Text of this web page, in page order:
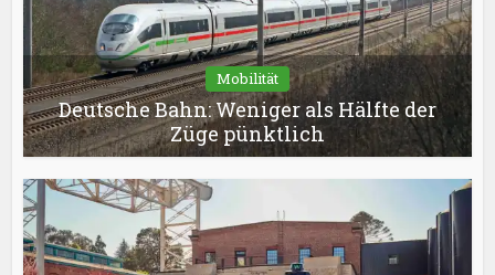
Mobilität
Deutsche Bahn: Weniger als Hälfte der
Züge pünktlich